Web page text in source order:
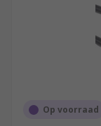
Op voorraad